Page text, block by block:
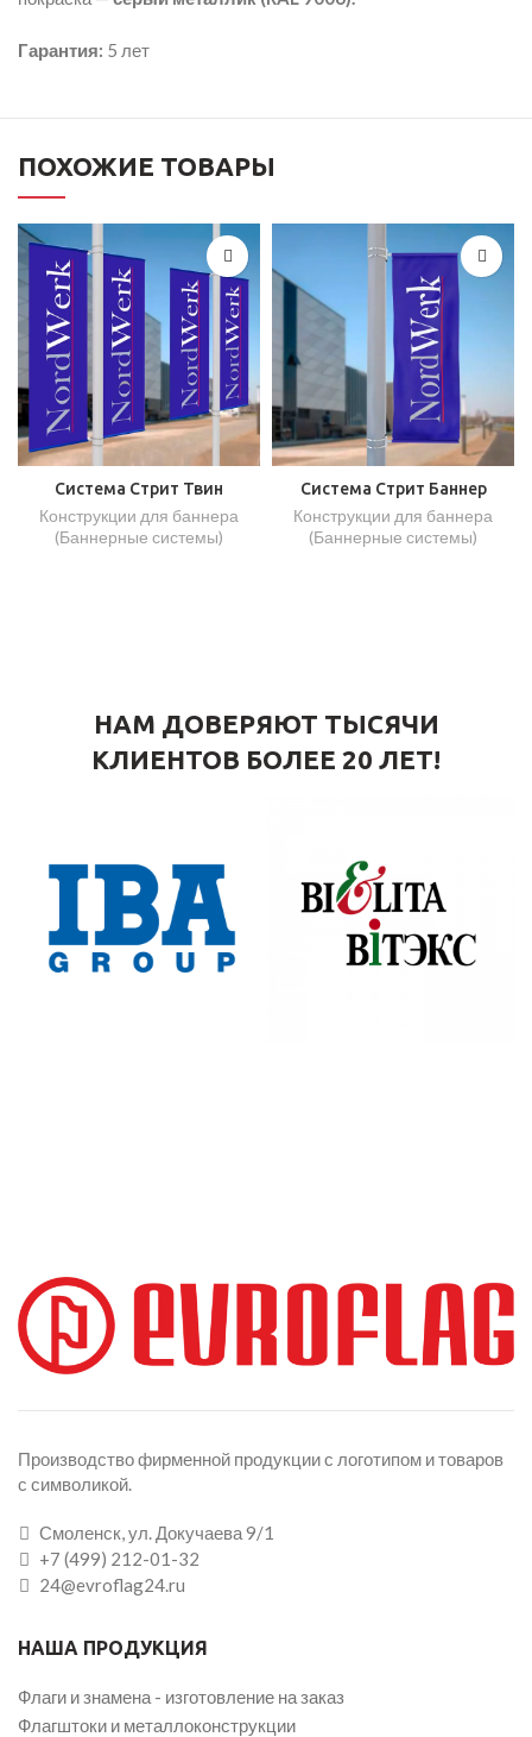
Гарантия: 5 лет
ПОХОЖИЕ ТОВАРЫ
Система Стрит Твин
Конструкции для баннера
(Баннерные системы)
Система Стрит Баннер
Конструкции для баннера
(Баннерные системы)
НАМ ДОВЕРЯЮТ ТЫСЯЧИ
КЛИЕНТОВ БОЛЕЕ 20 ЛЕТ!
Производство фирменной продукции с логотипом и товаров
с символикой.
Смоленск, ул. Докучаева 9/1
+7 (499) 212-01-32
24@evroflag24.ru
НАША ПРОДУКЦИЯ
Флаги и знамена - изготовление на заказ
Флагштоки и металлоконструкции